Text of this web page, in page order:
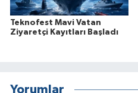
Teknofest Mavi Vatan
Ziyaretçi Kayıtları Başladı
Yorumlar